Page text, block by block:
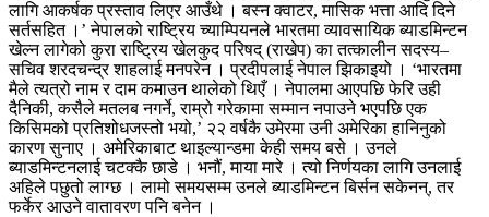
लागि आकर्षक प्रस्ताव लिएर आउँथे । बस्न क्वाटर, मासिक भत्ता आदि दिने
सर्तसहित ।’नेपालको राष्ट्रिय च्याम्पियनले भारतमा व्यावसायिक ब्याडमिन्टन
खेल्न लागेको कुरा राष्ट्रिय खेलकुद परिषद् (राखेप) का तत्कालीन सदस्य–
सचिव शरदचन्द्र शाहलाई मनपरेन । प्रदीपलाई नेपाल झिकाइयो । ‘भारतमा
मैले त्यत्रो नाम र दाम कमाउन थालेको थिएँ । नेपालमा आएपछि फेरि उही
दैनिकी, कसैले मतलब नगर्ने, राम्रो गरेकामा सम्मान नपाउने भएपछि एक
किसिमको प्रतिशोधजस्तो भयो,’ २२ वर्षकै उमेरमा उनी अमेरिका हानिनुको
कारण सुनाए । अमेरिकाबाट थाइल्यान्डमा केही समय बसे । उनले
ब्याडमिन्टनलाई चटक्कै छाडे । भनौं, माया मारे । त्यो निर्णयका लागि उनलाई
अहिले पछुतो लाग्छ । लामो समयसम्म उनले ब्याडमिन्टन बिर्सन सकेनन्, तर
फर्केर आउने वातावरण पनि बनेन ।